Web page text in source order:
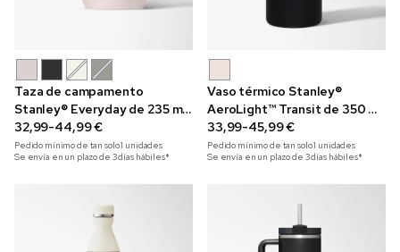
Taza de campamento
Stanley® Everyday de 235 ml
grabada con láser
32,99-44,99 €
Pedido mínimo de tan solo1 unidades
Se envía en un plazo de 3 días hábiles*
Vaso térmico Stanley®
AeroLight™ Transit de 350 ml
grabado con láser
33,99-45,99 €
Pedido mínimo de tan solo1 unidades
Se envía en un plazo de 3 días hábiles*